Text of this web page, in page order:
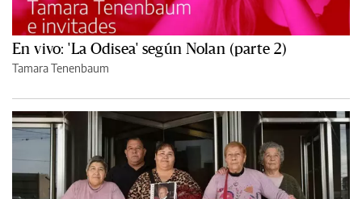
En vivo: 'La Odisea' según Nolan (parte 2)
Tamara Tenenbaum